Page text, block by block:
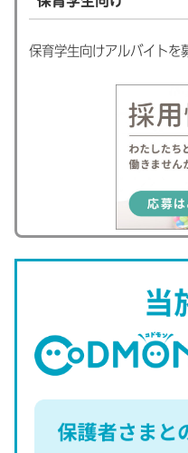
保育学生向けアルバイトを